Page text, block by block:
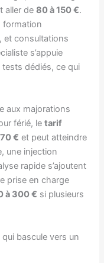
aller de80 à 150 €.
formation
et consultations
s’appuie
tests dédiés, ce qui
aux majorations
férié, letarif
70 € et peut atteindre
une injection
rapide s’ajoutent
prise en charge
à 300 € si plusieurs
bascule vers un